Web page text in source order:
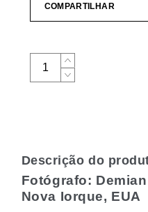
COMPARTILHAR
Descrição do
Fotógrafo:
Nova Iorque, EUA